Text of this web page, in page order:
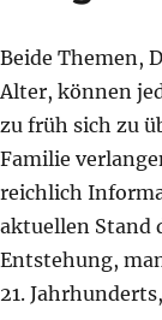
Beide Themen,
Alter, können
zu früh sich zu
Familie
reichlich
aktuellen Stand
Entstehung,
21.